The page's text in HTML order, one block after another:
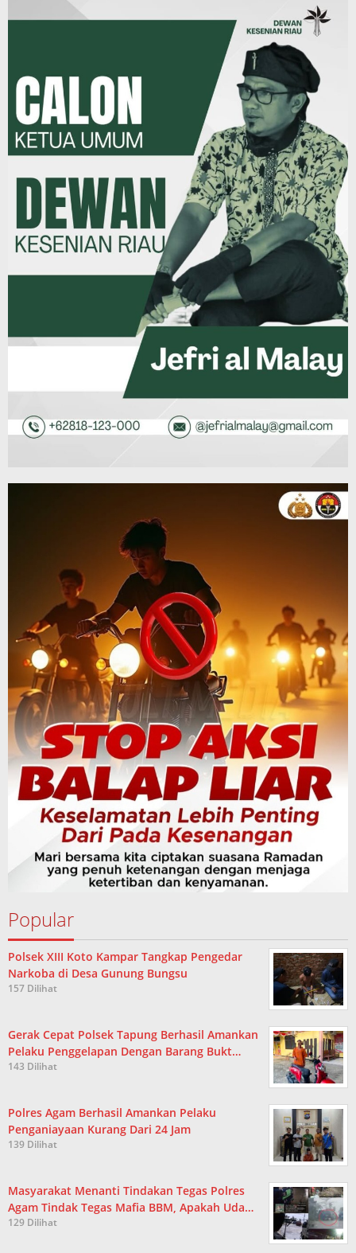
Popular
Polsek XIII Koto Kampar Tangkap Pengedar
Narkoba di Desa Gunung Bungsu
157 Dilihat
Gerak Cepat Polsek Tapung Berhasil Amankan
Pelaku Penggelapan Dengan Barang Bukt…
143 Dilihat
Polres Agam Berhasil Amankan Pelaku
Penganiayaan Kurang Dari 24 Jam
139 Dilihat
Masyarakat Menanti Tindakan Tegas Polres
Agam Tindak Tegas Mafia BBM, Apakah Uda…
129 Dilihat